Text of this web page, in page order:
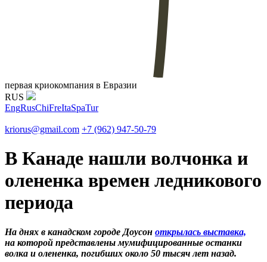
первая криокомпания в Евразии
RUS
EngRusChiFreItaSpaTur
kriorus@gmail.com +7 (962) 947-50-79
В Канаде нашли волчонка и
олененка времен ледникового
периода
На днях в канадском городе Доусон открылась выставка,
на которой представлены мумифицированные останки
волка и олененка, погибших около 50 тысяч лет назад.